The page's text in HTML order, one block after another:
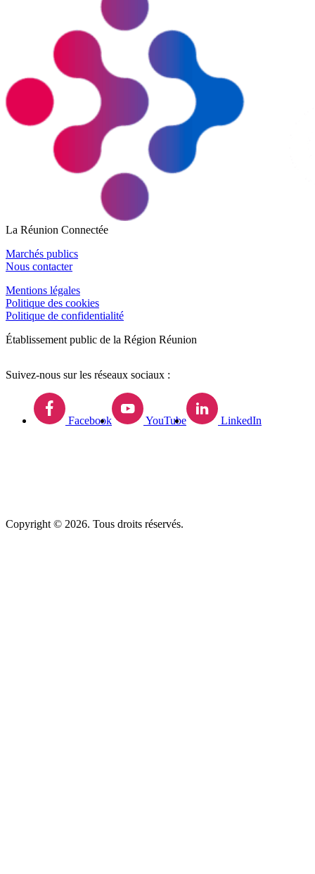
La Réunion Connectée
Marchés publics
Nous contacter
Mentions légales
Politique des cookies
Politique de confidentialité
Établissement public de la Région Réunion
Suivez-nous sur les réseaux sociaux :
Facebook YouTube LinkedIn
Copyright © 2026. Tous droits réservés.